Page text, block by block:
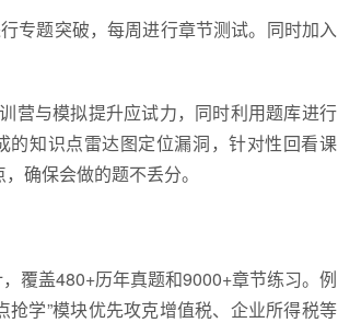
专题突破，每周进行章节测试。同时加入
营与模拟提升应试力，同时利用题库进行
的知识点雷达图定位漏洞，针对性回看课
确保会做的题不丢分。
覆盖480+历年真题和9000+章节练习。例
学”模块优先攻克增值税、企业所得税等